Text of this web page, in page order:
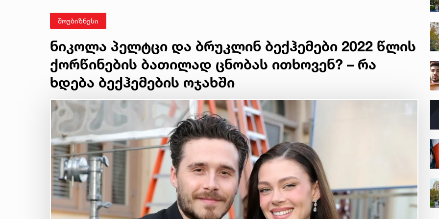
შოუბიზნესი
ნიკოლა პელტცი და ბრუკლინ ბექჰემები 2022 წლის
ქორწინების ბათილად ცნობას ითხოვენ? – რა
ხდება ბექჰემების ოჯახში